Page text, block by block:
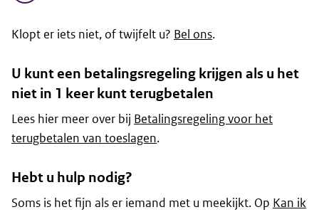
Klopt er iets niet, of twijfelt u? Bel ons.
U kunt een betalingsregeling krijgen als u het
niet in 1 keer kunt terugbetalen
Lees hier meer over bij Betalingsregeling voor het
terugbetalen van toeslagen.
Hebt u hulp nodig?
Soms is het fijn als er iemand met u meekijkt. Op Kan ik